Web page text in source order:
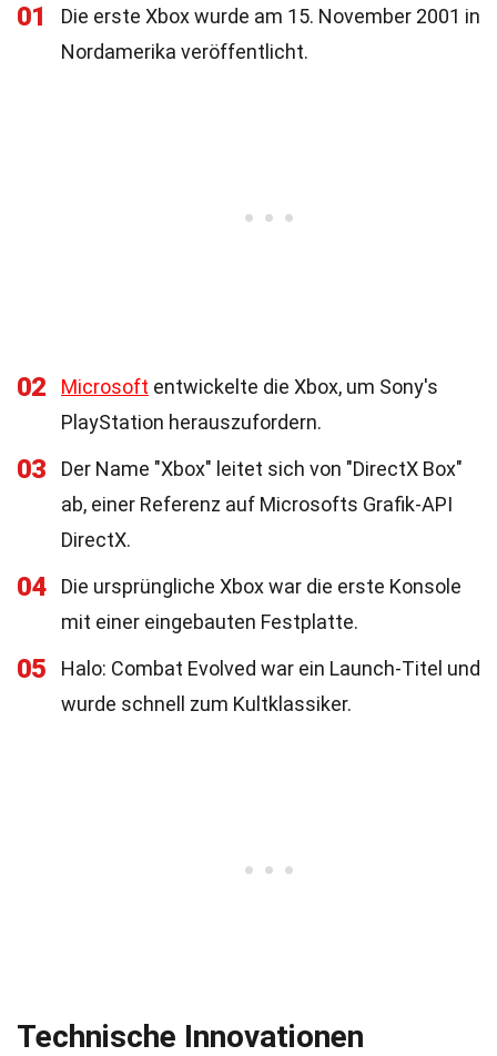
01
Die erste Xbox wurde am 15. November 2001 in
Nordamerika veröffentlicht.
02 Microsoft entwickelte die Xbox, um Sony's
PlayStation herauszufordern.
03
Der Name "Xbox" leitet sich von "DirectX Box"
ab, einer Referenz auf Microsofts Grafik-API
DirectX.
04
Die ursprüngliche Xbox war die erste Konsole
mit einer eingebauten Festplatte.
05
Halo: Combat Evolved war ein Launch-Titel und
wurde schnell zum Kultklassiker.
Technische Innovationen